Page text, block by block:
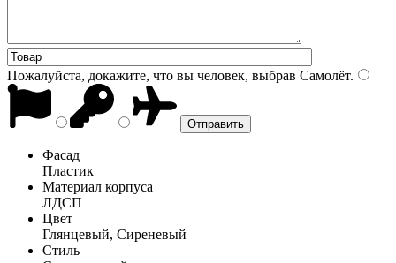
Пожалуйста, докажите, что вы человек, выбрав Самолёт.
Фасад
Пластик
Материал корпуса
ЛДСП
Цвет
Глянцевый, Сиреневый
Стиль